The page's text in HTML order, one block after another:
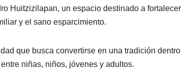
Huitzizilapan, un espacio destinado a fortalecer
y el sano esparcimiento.
que busca convertirse en una tradición dentro
niñas, niños, jóvenes y adultos.